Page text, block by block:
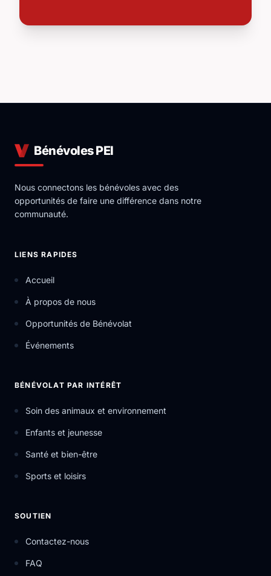
Bénévoles PEI
Nous connectons les bénévoles avec des
opportunités de faire une différence dans notre
communauté.
LIENS RAPIDES
Accueil
À propos de nous
Opportunités de Bénévolat
Événements
BÉNÉVOLAT PAR INTÉRÊT
Soin des animaux et environnement
Enfants et jeunesse
Santé et bien-être
Sports et loisirs
SOUTIEN
Contactez-nous
FAQ